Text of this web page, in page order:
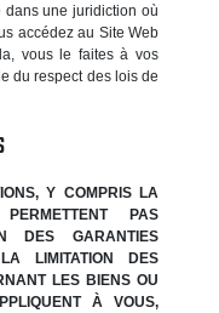
dans une juridiction où
accédez au Site Web
vous le faites à vos
du respect des lois de
Y COMPRIS LA
PAS
DES GARANTIES
LIMITATION DES
LES BIENS OU
À VOUS,